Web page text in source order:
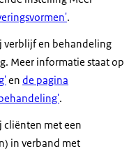
.
verblijf en behandeling
Meer informatie staat op
en de pagina
.
cliënten met een
in verband met